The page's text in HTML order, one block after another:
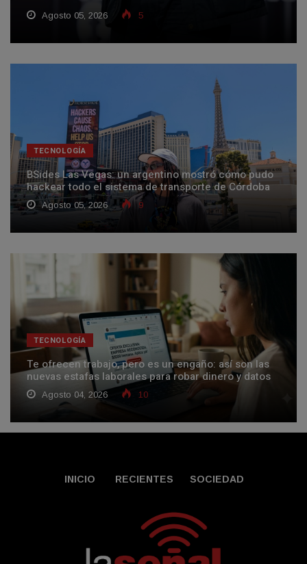
Agosto 05, 2026 5
TECNOLOGÍA
BSides Las Vegas: un argentino mostró cómo pudo
hackear todo el sistema de transporte de Córdoba
Agosto 05, 2026 9
TECNOLOGÍA
Te ofrecen trabajo, pero es un engaño: así son las
nuevas estafas laborales para robar dinero y datos
Agosto 04, 2026 10
INICIO RECIENTES SOCIEDAD